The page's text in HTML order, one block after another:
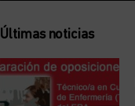
Últimas noticias